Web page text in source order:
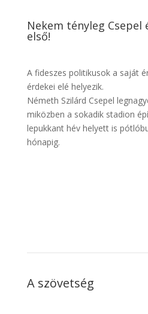
Nekem tényleg Csepel
első!
A fideszes politikusok a saját
érdekei elé helyezik.
Németh Szilárd Csepel
miközben a sokadik stadion
lepukkant hév helyett is
hónapig.
A szövetség